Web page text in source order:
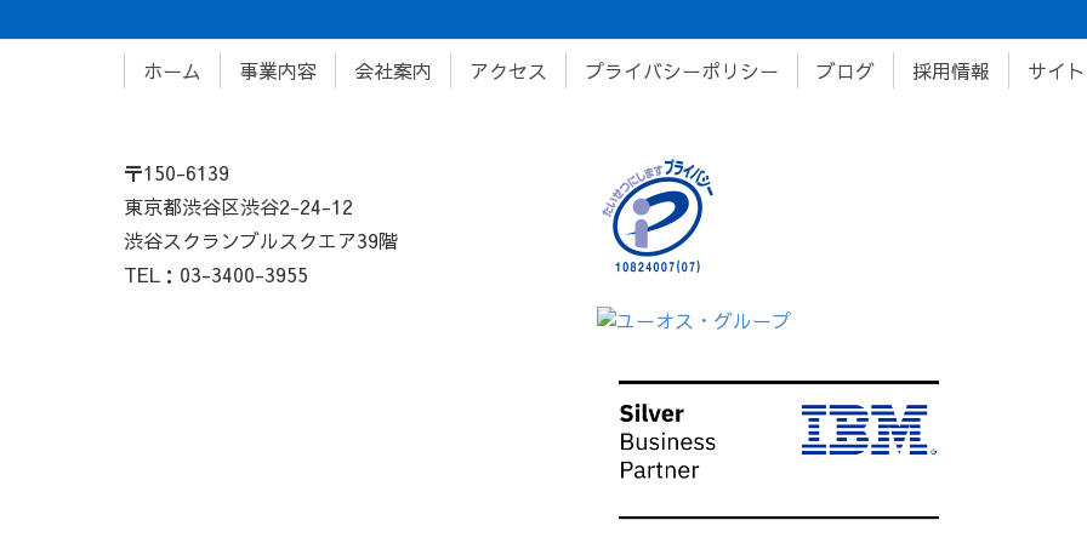
ホーム 事業内容 会社案内 アクセス プライバシーポリシー ブログ 採用情報 サイ
〒150-6139
東京都渋谷区渋谷2-24-12
渋谷スクランブルスクエア39階
TEL：03-3400-3955